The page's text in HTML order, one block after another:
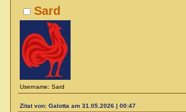
Sard
Username: Sard
Zitat von: Galotta am 31.05.2026 | 00:47